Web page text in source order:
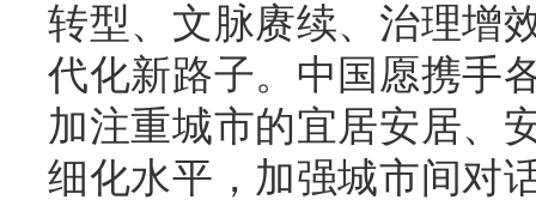
转型、文脉赓续、治理增
代化新路子。中国愿携手
加注重城市的宜居安居、
细化水平，加强城市间对